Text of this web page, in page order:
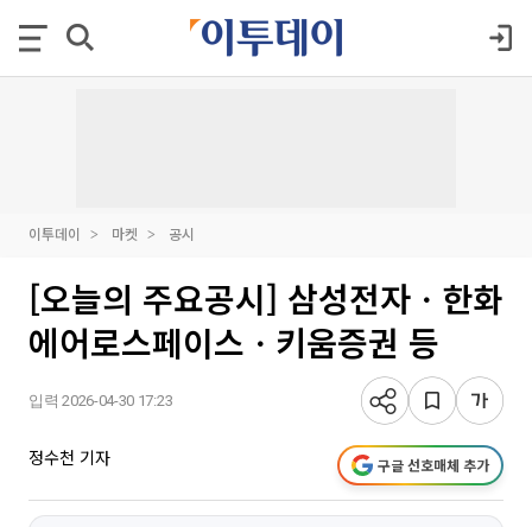
이투데이 마켓 공시
[오늘의 주요공시] 삼성전자ㆍ한화
에어로스페이스ㆍ키움증권 등
입력 2026-04-30 17:23
정수천 기자 구글 선호매체 추가